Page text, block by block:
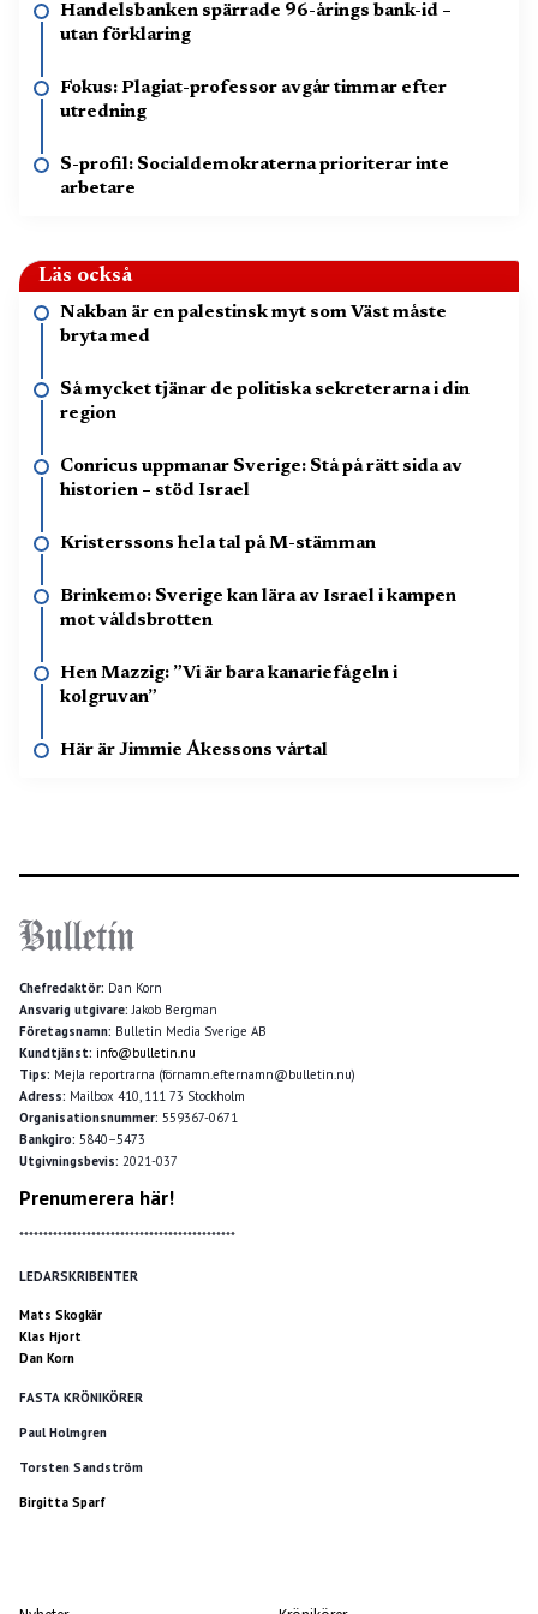
Handelsbanken spärrade 96-årings bank-id –
utan förklaring
Fokus: Plagiat-professor avgår timmar efter
utredning
S-profil: Socialdemokraterna prioriterar inte
arbetare
Läs också
Nakban är en palestinsk myt som Väst måste
bryta med
Så mycket tjänar de politiska sekreterarna i din
region
Conricus uppmanar Sverige: Stå på rätt sida av
historien – stöd Israel
Kristerssons hela tal på M-stämman
Brinkemo: Sverige kan lära av Israel i kampen
mot våldsbrotten
Hen Mazzig: ”Vi är bara kanariefågeln i
kolgruvan”
Här är Jimmie Åkessons vårtal
Chefredaktör: Dan Korn
Ansvarig utgivare: Jakob Bergman
Företagsnamn: Bulletin Media Sverige AB
Kundtjänst: info@bulletin.nu
Tips: Mejla reportrarna (förnamn.efternamn@bulletin.nu)
Adress: Mailbox 410, 111 73 Stockholm
Organisationsnummer: 559367-0671
Bankgiro: 5840–5473
Utgivningsbevis: 2021-037
Prenumerera här!
*********************************************
LEDARSKRIBENTER
Mats Skogkär
Klas Hjort
Dan Korn
FASTA KRÖNIKÖRER
Paul Holmgren
Torsten Sandström
Birgitta Sparf